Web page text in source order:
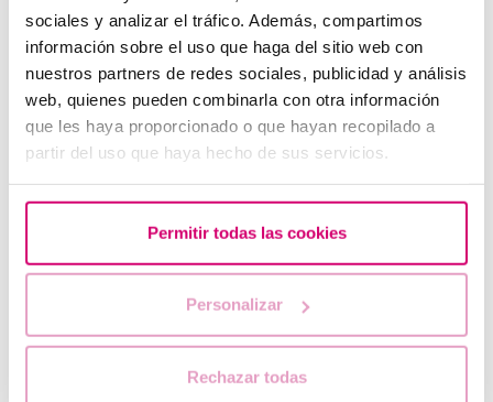
sociales y analizar el tráfico. Además, compartimos
información sobre el uso que haga del sitio web con
nuestros partners de redes sociales, publicidad y análisis
web, quienes pueden combinarla con otra información
que les haya proporcionado o que hayan recopilado a
partir del uso que haya hecho de sus servicios.
Permitir todas las cookies
Personalizar
Rechazar todas
Erste Ultraschalluntersuchung nach IVF oder